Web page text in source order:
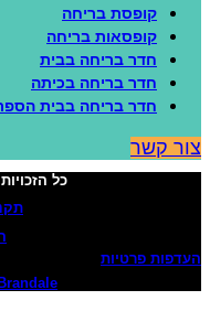
קופסת בריחה
קופסאות בריחה
חדר בריחה בבית
חדר בריחה בכיתה
חדר בריחה בבית הספר
קשר
כל
פרטיות
Brandale עיצוב ובניית אתרים